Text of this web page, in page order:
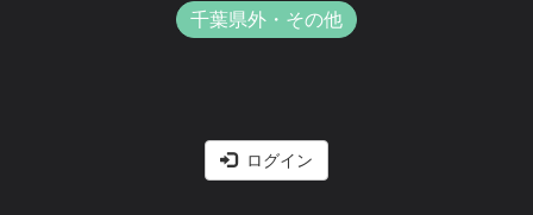
千葉県外・その他
ログイン